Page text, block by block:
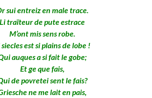
sui entreiz en male trace.
Li traïteur de pute estrace
M’ont mis sens robe.
est si plains de lobe !
auques a si fait le gobe;
Et ge que fais,
de povretei sent le fais?
ne me lait en pais,